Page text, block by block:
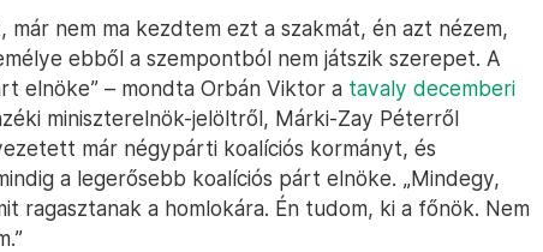
már nem ma kezdtem ezt a szakmát, én azt nézem,
ebből a szempontból nem játszik szerepet. A
elnöke” – mondta Orbán Viktor a tavaly decemberi
miniszterelnök-jelöltről, Márki-Zay Péterről
már négypárti koalíciós kormányt, és
a legerősebb koalíciós párt elnöke. „Mindegy,
ragasztanak a homlokára. Én tudom, ki a főnök. Nem